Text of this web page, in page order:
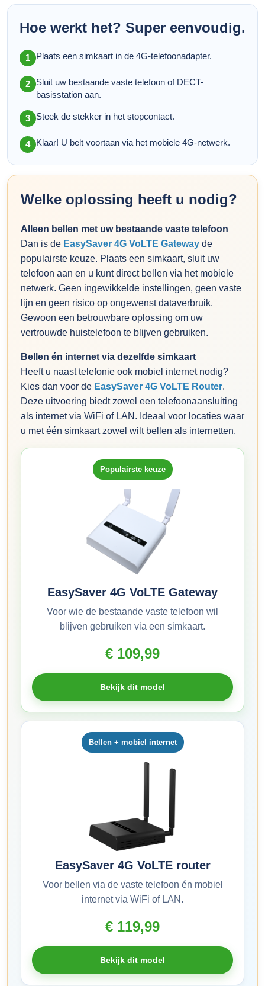
Hoe werkt het? Super eenvoudig.
1 Plaats een simkaart in de 4G-telefoonadapter.
2
Sluit uw bestaande vaste telefoon of DECT-
basisstation aan.
3 Steek de stekker in het stopcontact.
4 Klaar! U belt voortaan via het mobiele 4G-netwerk.
Welke oplossing heeft u nodig?
Alleen bellen met uw bestaande vaste telefoon
Dan is de EasySaver 4G VoLTE Gateway de
populairste keuze. Plaats een simkaart, sluit uw
telefoon aan en u kunt direct bellen via het mobiele
netwerk. Geen ingewikkelde instellingen, geen vaste
lijn en geen risico op ongewenst dataverbruik.
Gewoon een betrouwbare oplossing om uw
vertrouwde huistelefoon te blijven gebruiken.
Bellen én internet via dezelfde simkaart
Heeft u naast telefonie ook mobiel internet nodig?
Kies dan voor de EasySaver 4G VoLTE Router.
Deze uitvoering biedt zowel een telefoonaansluiting
als internet via WiFi of LAN. Ideaal voor locaties waar
u met één simkaart zowel wilt bellen als internetten.
Populairste keuze
EasySaver 4G VoLTE Gateway
Voor wie de bestaande vaste telefoon wil
blijven gebruiken via een simkaart.
€ 109,99
Bekijk dit model
Bellen + mobiel internet
EasySaver 4G VoLTE router
Voor bellen via de vaste telefoon én mobiel
internet via WiFi of LAN.
€ 119,99
Bekijk dit model